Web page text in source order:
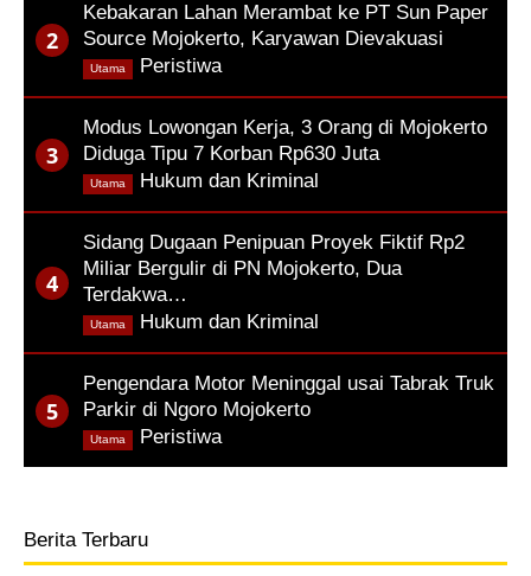
Kebakaran Lahan Merambat ke PT Sun Paper
Source Mojokerto, Karyawan Dievakuasi
Peristiwa,
Utama
Modus Lowongan Kerja, 3 Orang di Mojokerto
Diduga Tipu 7 Korban Rp630 Juta
Hukum dan Kriminal
Utama
Sidang Dugaan Penipuan Proyek Fiktif Rp2
Miliar Bergulir di PN Mojokerto, Dua
Terdakwa…
Hukum dan Kriminal
Utama
Pengendara Motor Meninggal usai Tabrak Truk
Parkir di Ngoro Mojokerto
Peristiwa,
Utama
Berita Terbaru